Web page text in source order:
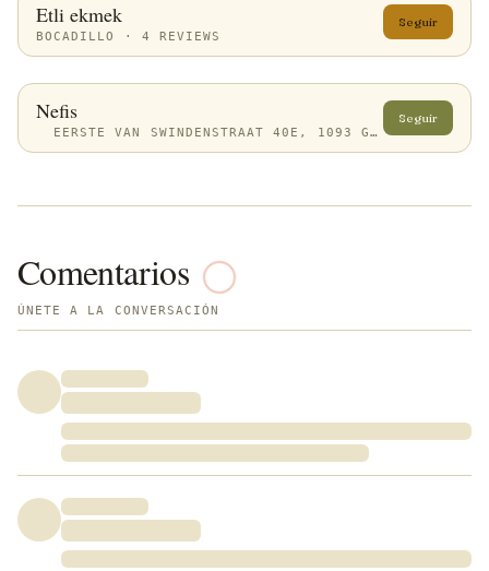
Etli ekmek
BOCADILLO · 4 REVIEWS
Seguir
Nefis
EERSTE VAN SWINDENSTRAAT 40E, 1093 GE AMSTERDAM, NETHERLANDS
Seguir
Comentarios
ÚNETE A LA CONVERSACIÓN